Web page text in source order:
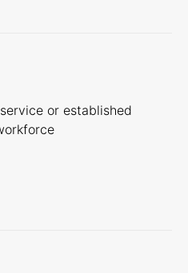
or established